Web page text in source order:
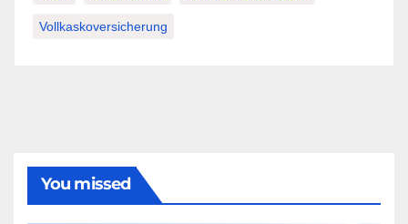
Vollkaskoversicherung
You missed